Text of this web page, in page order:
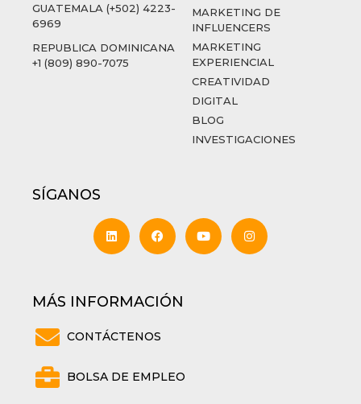
GUATEMALA (+502) 4223-
6969
REPUBLICA DOMINICANA
+1 (809) 890-7075
MARKETING DE
INFLUENCERS
MARKETING
EXPERIENCIAL
CREATIVIDAD
DIGITAL
BLOG
INVESTIGACIONES
SÍGANOS
MÁS INFORMACIÓN
CONTÁCTENOS
BOLSA DE EMPLEO